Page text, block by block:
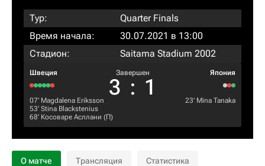
Тур:
Quarter Finals
Время начала:
30.07.2021 в 13:00
Стадион:
Saitama Stadium 2002
Швеция Завершен
3 : 1
Япония
07‎’‎ Magdalena Eriksson
53‎’‎ Stina Blackstenius
68‎’‎ Косоваре Асллани (П)
23‎’‎ Mina Tanaka
О матче Трансляция Статистика